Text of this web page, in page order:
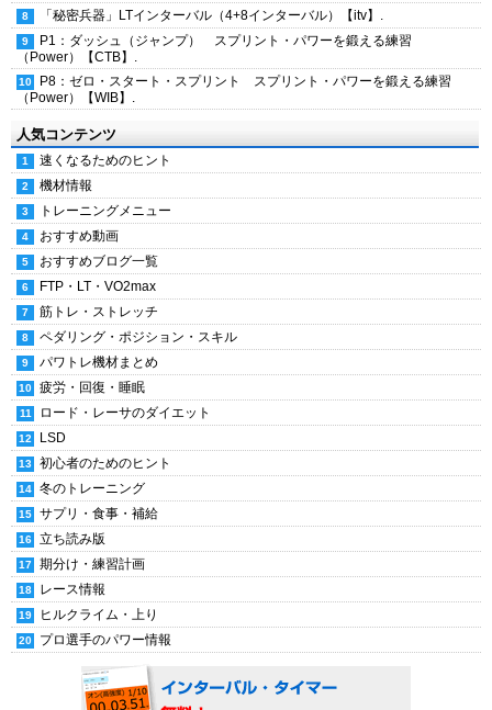
「秘密兵器」LTインターバル（4+8インターバル）【itv】.
P1：ダッシュ（ジャンプ） スプリント・パワーを鍛える練習
（Power）【CTB】.
P8：ゼロ・スタート・スプリント スプリント・パワーを鍛える練習
（Power）【WIB】.
人気コンテンツ
速くなるためのヒント
機材情報
トレーニングメニュー
おすすめ動画
おすすめブログ一覧
FTP・LT・VO2max
筋トレ・ストレッチ
ペダリング・ポジション・スキル
パワトレ機材まとめ
疲労・回復・睡眠
ロード・レーサのダイエット
LSD
初心者のためのヒント
冬のトレーニング
サプリ・食事・補給
立ち読み版
期分け・練習計画
レース情報
ヒルクライム・上り
プロ選手のパワー情報